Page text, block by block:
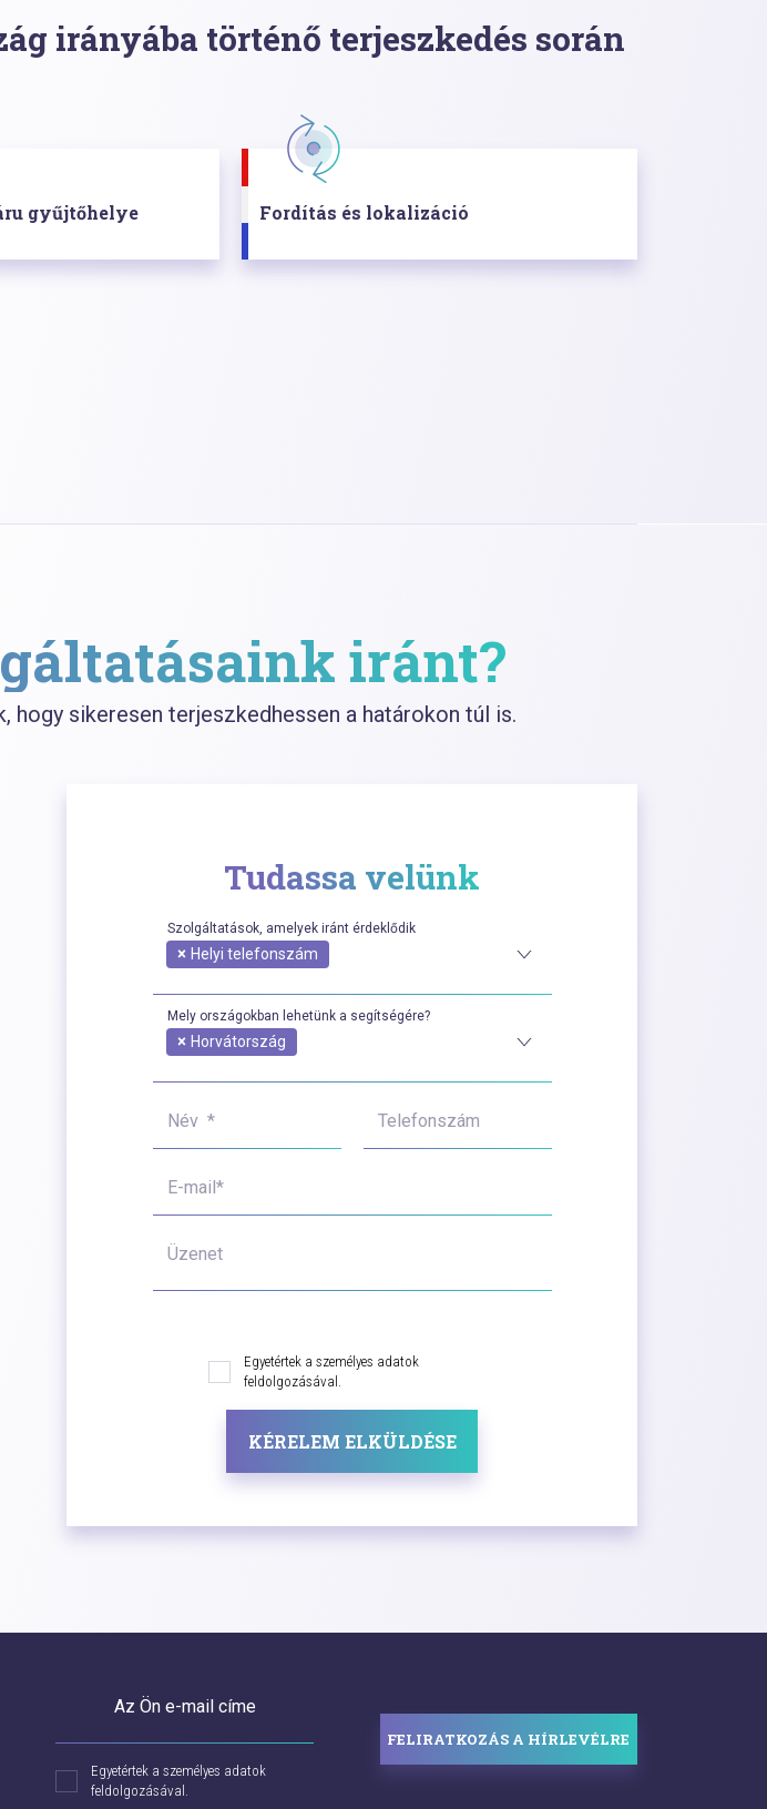
irányába történő terjeszkedés során
gyűjtőhelye Fordítás és lokalizáció
iránt?
sikeresen terjeszkedhessen a határokon túl is.
Tudassa velünk
Szolgáltatások, amelyek iránt érdeklődik
× Helyi telefonszám
Mely országokban lehetünk a segítségére?
× Horvátország
Név * Telefonszám
E-mail*
Üzenet
Egyetértek a személyes adatok
feldolgozásával.
KÉRELEM ELKÜLDÉSE
Az Ön e-mail címe
Egyetértek a személyes adatok
feldolgozásával.
FELIRATKOZÁS A HÍRLEVÉLRE